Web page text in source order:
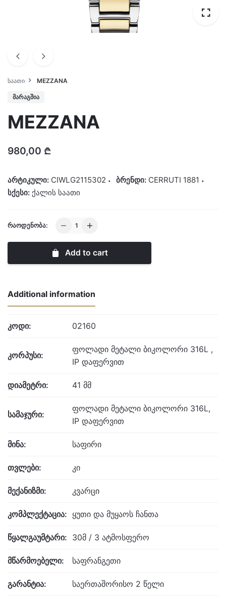
ᲡᲐᲐᲗᲘ MEZZANA
ᲛᲐᲠᲐᲒᲨᲘᲐ
MEZZANA
980,00 ₾
არტიკული: CIWLG2115302 ბრენდი: CERRUTI 1881
სქესი: ქალის საათი
ᲠᲐᲝᲓᲔᲜᲝᲑᲐ:
MEZZANA
Add to cart
Additional information
კოდი: 02160
კორპუსი:
ფოლადი მეტალი ბიკოლორი 316L ,
IP დაფერვით
დიამეტრი: 41 მმ
სამაჯური:
ფოლადი მეტალი ბიკოლორი 316L,
IP დაფერვით
მინა: საფირი
თვლები: კი
მექანიზმი: კვარცი
კომპლექტაცია: ყუთი და მუყაოს ჩანთა
წყალგაუმტარი: 30მ / 3 ატმოსფერო
მწარმოებელი: საფრანგეთი
გარანტია: საერთაშორისო 2 წელი